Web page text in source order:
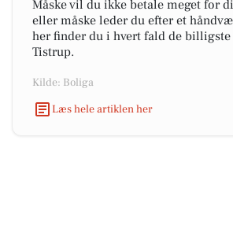
Måske vil du ikke betale meget for
eller måske leder du efter et
her finder du i hvert fald de
Tistrup.
Kilde: Boliga
Læs hele artiklen her